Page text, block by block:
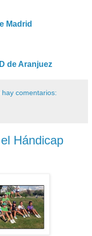
Madrid
de Aranjuez
hay comentarios:
Hándicap